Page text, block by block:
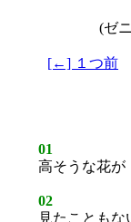
(ゼ
[←] １つ前
01
高そうな花
02
見たことも